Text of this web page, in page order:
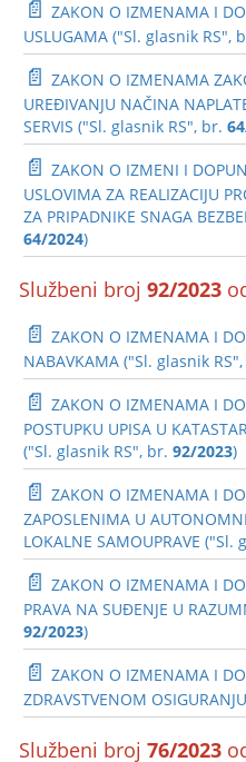
📄 ZAKON O IZMENAMA I
USLUGAMA ("Sl. glasnik RS",
📄 ZAKON O IZMENAMA
UREĐIVANJU NAČINA
SERVIS ("Sl. glasnik RS", br.
📄 ZAKON O IZMENI I
USLOVIMA ZA REALIZACIJU
ZA PRIPADNIKE SNAGA
64/2024)
Službeni broj92/2023
📄 ZAKON O IZMENAMA I
NABAVKAMA ("Sl. glasnik
📄 ZAKON O IZMENAMA I
POSTUPKU UPISA U
("Sl. glasnik RS", br.92/2023)
📄 ZAKON O IZMENAMA I
ZAPOSLENIMA U
LOKALNE SAMOUPRAVE
📄 ZAKON O IZMENAMA I
PRAVA NA SUĐENJE U
92/2023)
📄 ZAKON O IZMENAMA I
ZDRAVSTVENOM
Službeni broj76/2023